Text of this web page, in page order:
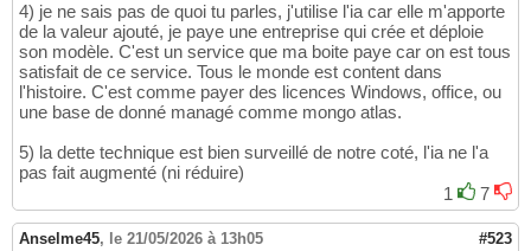
4) je ne sais pas de quoi tu parles, j'utilise l'ia car elle m'apporte
de la valeur ajouté, je paye une entreprise qui crée et déploie
son modèle. C'est un service que ma boite paye car on est tous
satisfait de ce service. Tous le monde est content dans
l'histoire. C'est comme payer des licences Windows, office, ou
une base de donné managé comme mongo atlas.
5) la dette technique est bien surveillé de notre coté, l'ia ne l'a
pas fait augmenté (ni réduire)
1
7
Anselme45, le 21/05/2026 à 13h05 #523